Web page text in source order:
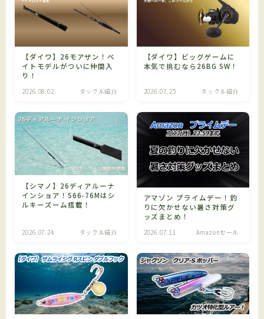
【ダイワ】26モアザン！ベ
イトモデルがついに仲間入
り！
2026.08.02 タックル紹介
【ダイワ】ビッグゲームに
本気で挑むなら26BG SW！
2026.07.25 タックル紹介
【シマノ】26ディアルーナ
インショア！S66-76Mはシ
ルキーズーム搭載！
2026.07.24 タックル紹介
アマゾン プライムデー！釣
りに欠かせない暑さ対策グ
ッズまとめ！
2026.07.11 Amazonセール